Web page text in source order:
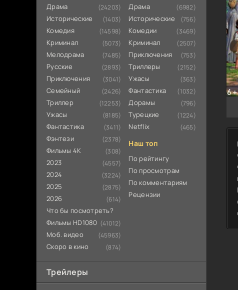
Драма (24203)
Исторические (1403)
Комедия (14598)
Криминал (5073)
Мелодрама (7485)
Русские (2893)
Приключения (3041)
Семейный (2426)
Триллер (12253)
Ужасы (8185)
Фантастика (3411)
Фэнтези (2378)
Фильмы 4К (308)
2023 (4557)
2024 (3224)
2025 (2875)
2026 (614)
Что бы посмотреть?
Фильмы HD1080 (41012)
Моб. видео (45963)
Скоро в кино (874)
Драма (6982)
Исторические (756)
Комедии (3469)
Криминал (2507)
Приключения (753)
Триллеры (2152)
Ужасы (363)
Фантастика (1032)
Дорамы (796)
Турецкие (1224)
Netflix (465)
Наш топ
По рейтингу
По просмотрам
По комментариям
Рецензии
Трейлеры